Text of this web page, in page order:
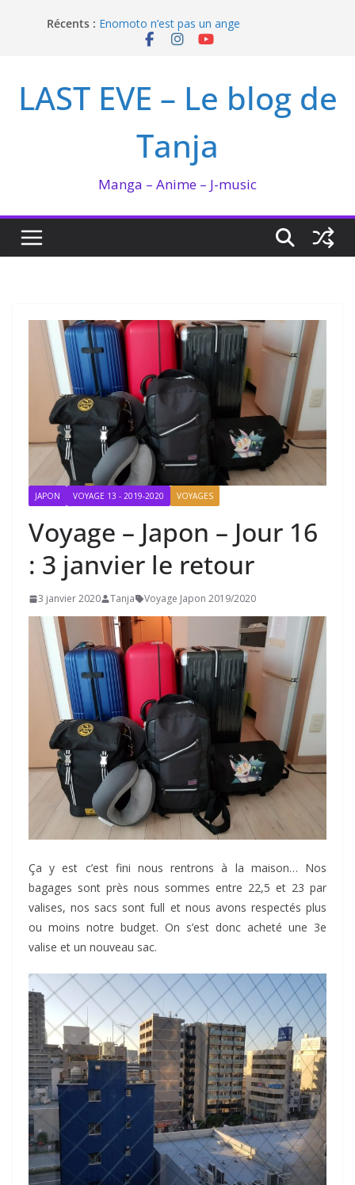
Récents : I’m not in love de Zeniko Sumiya
Enomoto n’est pas un ange
Ma collection BANANA FISH
LAST EVE – Le blog de
Tanja
Manga – Anime – J-music
JAPON VOYAGE 13 - 2019-2020 VOYAGES
Voyage – Japon – Jour 16
: 3 janvier le retour
3 janvier 2020 Tanja Voyage Japon 2019/2020
Ça y est c’est fini nous rentrons à la maison… Nos
bagages sont près nous sommes entre 22,5 et 23 par
valises, nos sacs sont full et nous avons respectés plus
ou moins notre budget. On s’est donc acheté une 3e
valise et un nouveau sac.